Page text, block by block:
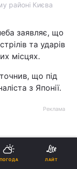
районі Києва
заявляє, що
та ударів
місцях.
що під
з Японії.
Реклама
ПОГОДА ЛАЙТ